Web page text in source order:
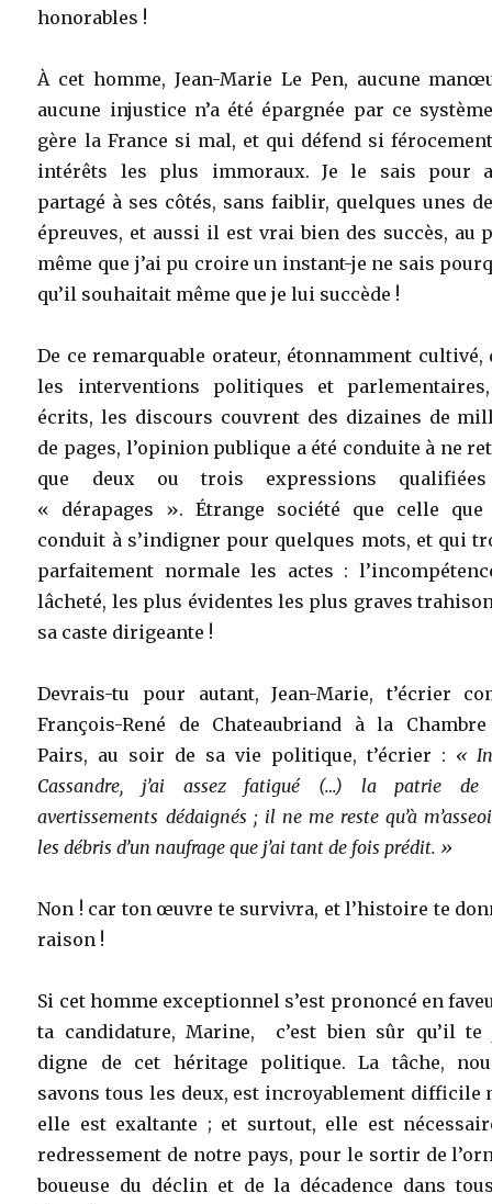
honorables !
À cet homme, Jean-Marie Le Pen, aucune
aucune injustice n’a été épargnée par ce
gère la France si mal, et qui défend si
intérêts les plus immoraux. Je le sais pour
partagé à ses côtés, sans faiblir, quelques unes
épreuves, et aussi il est vrai bien des succès, au
même que j’ai pu croire un instant-je ne sais
qu’il souhaitait même que je lui succède !
De ce remarquable orateur, étonnamment cultivé,
les interventions politiques et
écrits, les discours couvrent des dizaines de
de pages, l’opinion publique a été conduite à ne
que deux ou trois expressions
« dérapages ». Étrange société que celle que
conduit à s’indigner pour quelques mots, et qui
parfaitement normale les actes :
lâcheté, les plus évidentes les plus graves
sa caste dirigeante !
Devrais-tu pour autant, Jean-Marie, t’écrier
François-René de Chateaubriand à la
Pairs, au soir de sa vie politique, t’écrier : «
Cassandre, j’ai assez fatigué (…) la patrie de
avertissements dédaignés ; il ne me reste qu’à
les débris d’un naufrage que j’ai tant de fois prédit. »
Non ! car ton œuvre te survivra, et l’histoire te
raison !
Si cet homme exceptionnel s’est prononcé en
ta candidature, Marine, c’est bien sûr qu’il te
digne de cet héritage politique. La tâche,
savons tous les deux, est incroyablement difficile
elle est exaltante ; et surtout, elle est
redressement de notre pays, pour le sortir de
boueuse du déclin et de la décadence dans